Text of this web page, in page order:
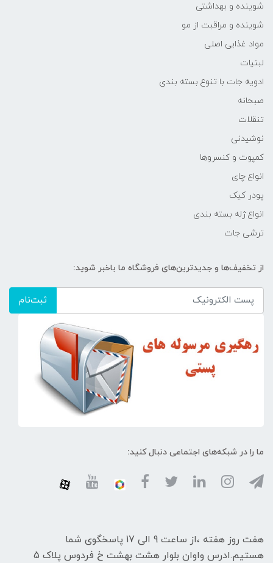
شوینده و بهداشتی
شوینده و مراقبت از مو
مواد غذایی اصلی
لبنیات
ادویه جات با تنوع بسته بندی
صبحانه
تنقلات
نوشیدنی
کمپوت و کنسروها
انواع چای
پودر کیک
انواع ژله بسته بندی
ترشی جات
از تخفیف‌ها و جدیدترین‌های فروشگاه ما باخبر شوید:
ثبت‌نام
ما را در شبکه‌های اجتماعی دنبال کنید:
هفت روز هفته ،از ساعت 9 الی 17 پاسخگوی شما
هستیم.ادرس واوان بلوار هشت بهشت خ فردوس پلاک 5